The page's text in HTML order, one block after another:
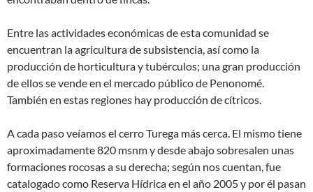
Entre las actividades económicas de esta comunidad se
encuentran la agricultura de subsistencia, así como la
producción de horticultura y tubérculos; una gran producción
de ellos se vende en el mercado público de Penonomé.
También en estas regiones hay producción de cítricos.
A cada paso veíamos el cerro Turega más cerca. El mismo tiene
aproximadamente 820 msnm y desde abajo sobresalen unas
formaciones rocosas a su derecha; según nos cuentan, fue
catalogado como Reserva Hídrica en el año 2005 y por él pasan